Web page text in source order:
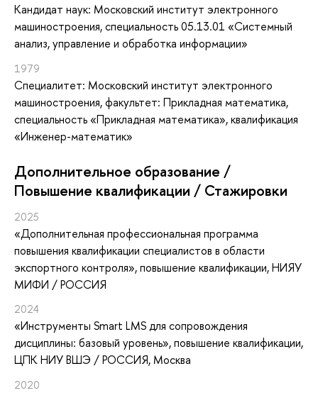
Кандидат наук: Московский институт электронного
машиностроения, специальность 05.13.01 «Системный
анализ, управление и обработка информации»
1979
Специалитет: Московский институт электронного
машиностроения, факультет: Прикладная математика,
специальность «Прикладная математика», квалификация
«Инженер-математик»
Дополнительное образование /
Повышение квалификации / Стажировки
2025
«Дополнительная профессиональная программа
повышения квалификации специалистов в области
экспортного контроля», повышение квалификации, НИЯУ
МИФИ / РОССИЯ
2024
«Инструменты Smart LMS для сопровождения
дисциплины: базовый уровень», повышение квалификации,
ЦПК НИУ ВШЭ / РОССИЯ, Москва
2020